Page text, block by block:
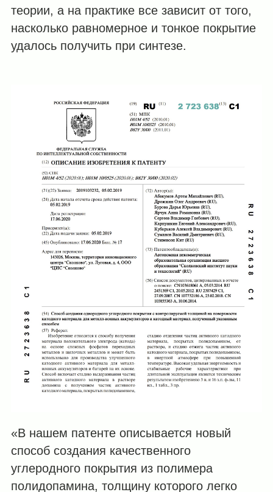
теории, а на практике все зависит от того,
насколько равномерное и тонкое покрытие
удалось получить при синтезе.
«В нашем патенте описывается новый
способ создания качественного
углеродного покрытия из полимера
полидопамина, толщину которого легко